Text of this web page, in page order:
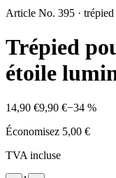
Article No. 395 ·
Trépied
étoile
14,90 €9,90 €−34 %
Économisez 5,00 €
TVA incluse